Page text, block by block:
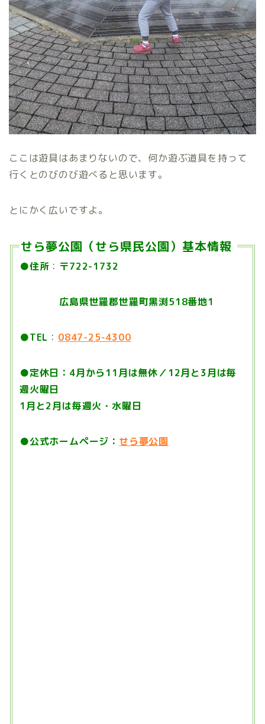
ここは遊具はあまりないので、何か遊ぶ道具を持って
行くとのびのび遊べると思います。
とにかく広いですよ。
せら夢公園（せら県民公園）基本情報
●住所 ： 〒722-1732
広島県世羅郡世羅町黒渕518番地1
●TEL ： 0847-25-4300
●定休日：4月から11月は無休／12月と3月は毎
週火曜日
1月と2月は毎週火・水曜日
●公式ホームページ： せら夢公園